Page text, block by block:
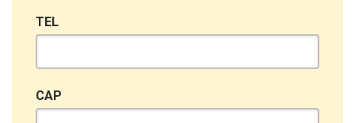
TEL
CAP